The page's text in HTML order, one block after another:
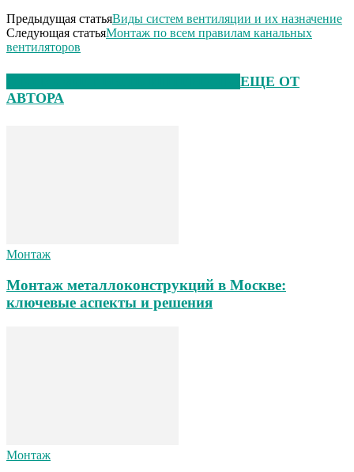
Предыдущая статьяВиды систем вентиляции и их назначение
Следующая статьяМонтаж по всем правилам канальных
вентиляторов
ЕЩЕ ОТ
АВТОРА
Монтаж
Монтаж металлоконструкций в Москве:
ключевые аспекты и решения
Монтаж